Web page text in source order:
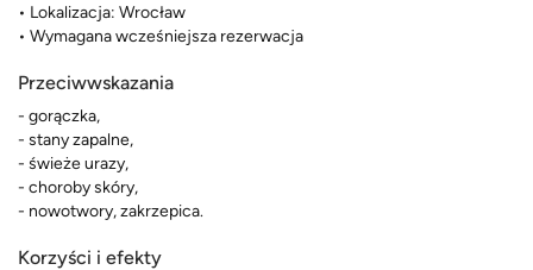
• Lokalizacja: Wrocław
• Wymagana wcześniejsza rezerwacja
Przeciwwskazania
- gorączka,
- stany zapalne,
- świeże urazy,
- choroby skóry,
- nowotwory, zakrzepica.
Korzyści i efekty